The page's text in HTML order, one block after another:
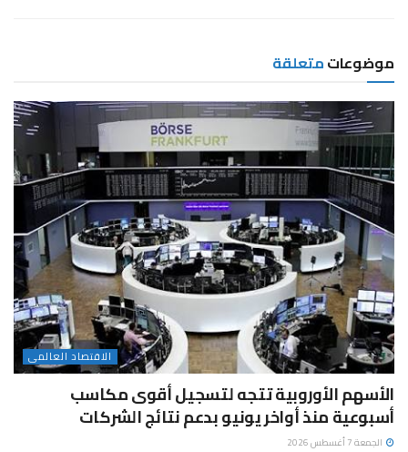
موضوعاتمتعلقة
الاقتصاد العالمى
الأسهم الأوروبية تتجه لتسجيل أقوى مكاسب
أسبوعية منذ أواخر يونيو بدعم نتائج الشركات
الجمعة 7 أغسطس 2026